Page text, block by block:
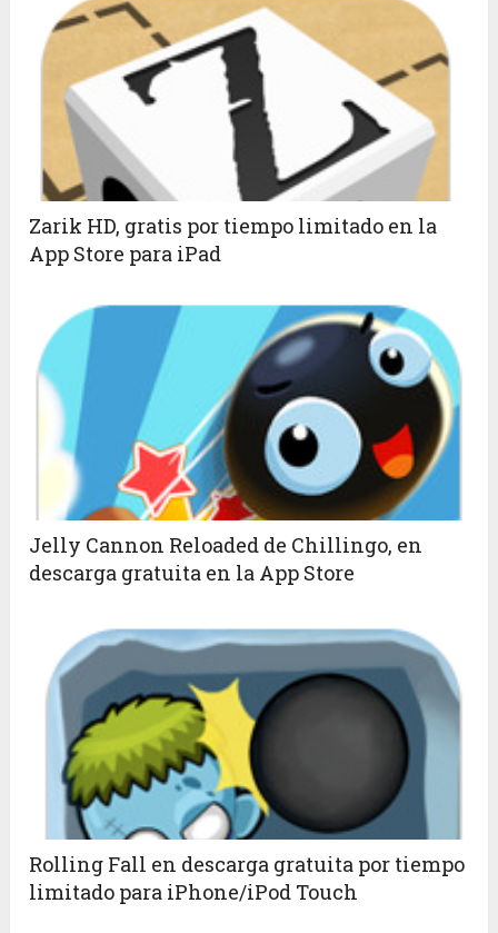
Zarik HD, gratis por tiempo limitado en la
App Store para iPad
Jelly Cannon Reloaded de Chillingo, en
descarga gratuita en la App Store
Rolling Fall en descarga gratuita por tiempo
limitado para iPhone/iPod Touch